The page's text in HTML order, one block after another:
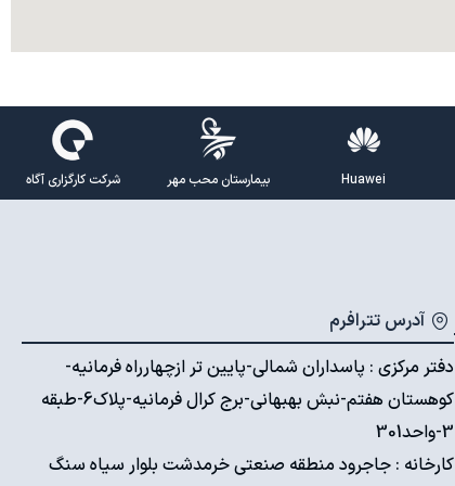
شرکت کارگزاری آگاه بیمارستان محب مهر Huawei
آدرس تترافرم
دفتر مرکزی : پاسداران شمالی-پایین تر ازچهارراه فرمانیه-
کوهستان هفتم-نبش بهبهانی-برج کرال فرمانیه-پلاک6-طبقه
3-واحد301
کارخانه : جاجرود منطقه صنعتی خرمدشت بلوار سیاه سنگ